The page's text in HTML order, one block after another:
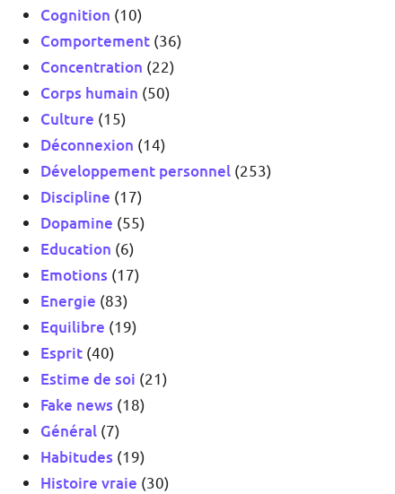
Cognition (10)
Comportement(36)
Concentration (22)
Corps humain (50)
Culture (15)
Déconnexion (14)
Développement personnel (253)
Discipline (17)
Dopamine (55)
Education (6)
Emotions (17)
Energie (83)
Equilibre (19)
Esprit(40)
Estime de soi (21)
Fake news (18)
Général (7)
Habitudes (19)
Histoire vraie (30)